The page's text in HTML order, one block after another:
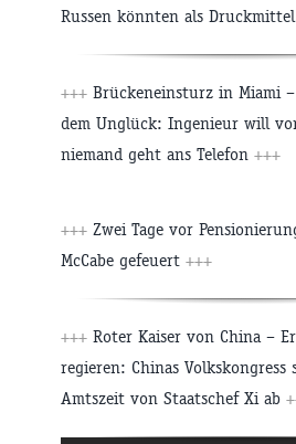
Russen könnten als
+++ Brückeneinsturz in Miami
dem Unglück: Ingenieur will
niemand geht ans Telefon +++
+++ Zwei Tage vor
McCabe gefeuert +++
+++ Roter Kaiser von China –
regieren: Chinas Volkskongress
Amtszeit von Staatschef Xi ab